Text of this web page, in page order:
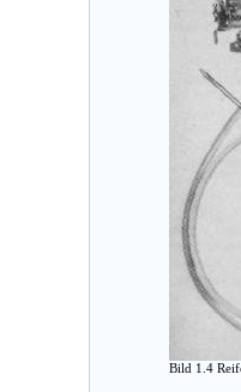
Bild 1.4